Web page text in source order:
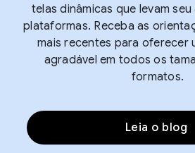
telas dinâmicas que levam
plataformas. Receba as
mais recentes para oferecer
agradável em todos os
formatos.
Leia o blog